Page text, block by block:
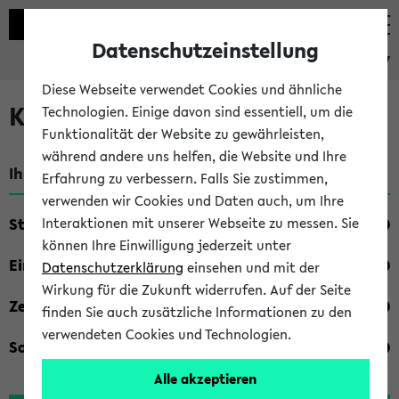
eKVV
Kombisuche im eKVV
Ihre Suchkriterien:
Studienfach
Einrichtung
Zeiten
Sonstiges
Datenschutzeinstellung
Diese Webseite verwendet Cookies und ähnliche
Technologien. Einige davon sind essentiell, um die
Funktionalität der Website zu gewährleisten,
während andere uns helfen, die Website und Ihre
Erfahrung zu verbessern. Falls Sie zustimmen,
verwenden wir Cookies und Daten auch, um Ihre
Interaktionen mit unserer Webseite zu messen. Sie
können Ihre Einwilligung jederzeit unter
Datenschutzerklärung einsehen und mit der
Wirkung für die Zukunft widerrufen. Auf der Seite
finden Sie auch zusätzliche Informationen zu den
verwendeten Cookies und Technologien.
Alle akzeptieren